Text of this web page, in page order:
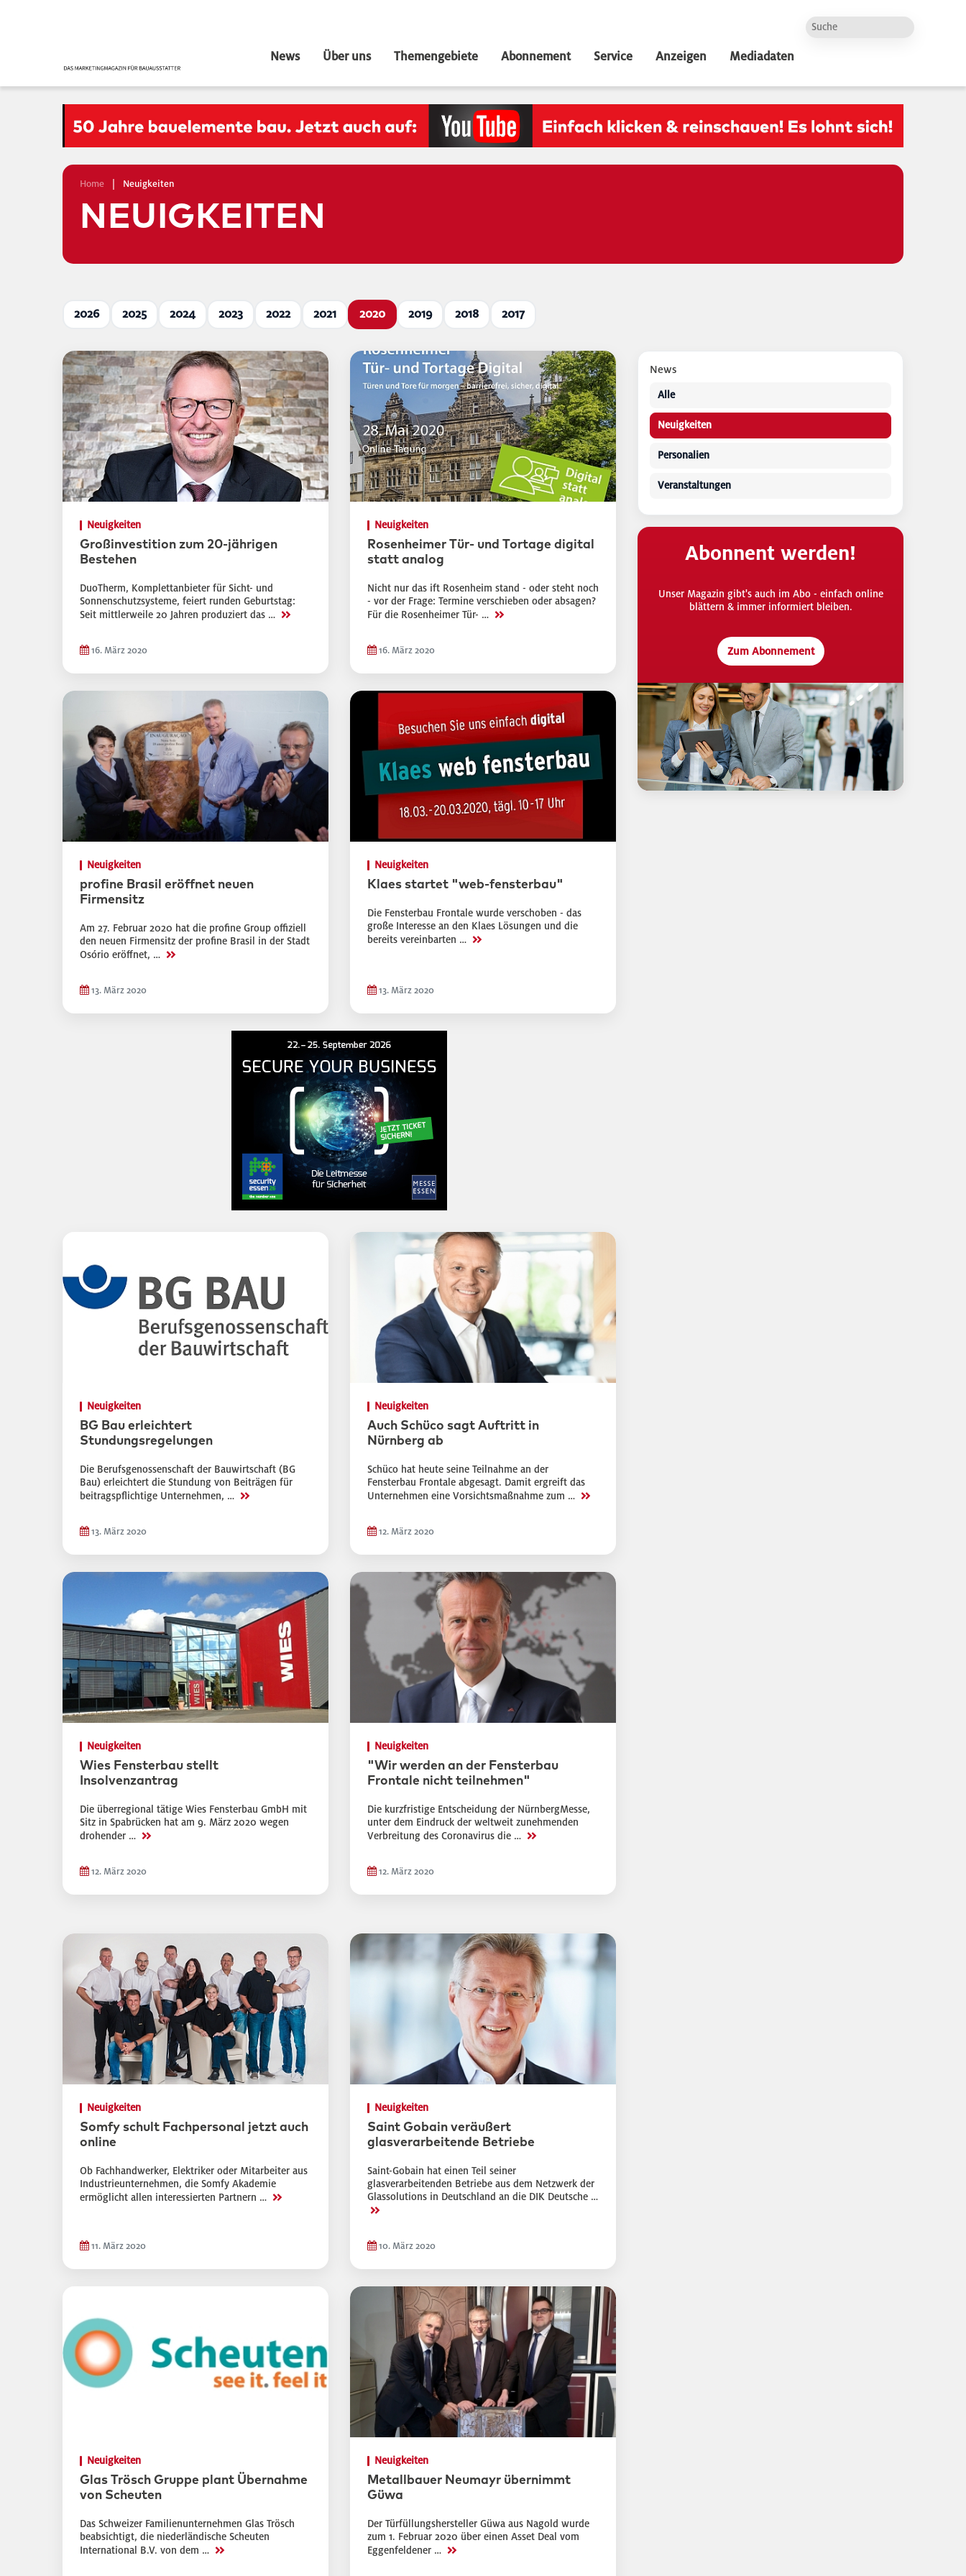
News Über uns Themengebiete Abonnement Service Anzeigen Mediadaten
Home Neuigkeiten
NEUIGKEITEN
2026 2025 2024 2023 2022 2021 2020 2019 2018 2017
Neuigkeiten
Großinvestition zum 20-jährigen
Bestehen
DuoTherm, Komplettanbieter für Sicht- und
Sonnenschutzsysteme, feiert runden Geburtstag:
Seit mittlerweile 20 Jahren produziert das … >>
16. März 2020
Neuigkeiten
Rosenheimer Tür- und Tortage digital
statt analog
Nicht nur das ift Rosenheim stand - oder steht noch
- vor der Frage: Termine verschieben oder absagen?
Für die Rosenheimer Tür- … >>
16. März 2020
Neuigkeiten
profine Brasil eröffnet neuen
Firmensitz
Am 27. Februar 2020 hat die profine Group offiziell
den neuen Firmensitz der profine Brasil in der Stadt
Osório eröffnet, … >>
13. März 2020
Neuigkeiten
Klaes startet "web-fensterbau"
Die Fensterbau Frontale wurde verschoben - das
große Interesse an den Klaes Lösungen und die
bereits vereinbarten … >>
13. März 2020
Neuigkeiten
BG Bau erleichtert
Stundungsregelungen
Die Berufsgenossenschaft der Bauwirtschaft (BG
Bau) erleichtert die Stundung von Beiträgen für
beitragspflichtige Unternehmen, … >>
13. März 2020
Neuigkeiten
Auch Schüco sagt Auftritt in
Nürnberg ab
Schüco hat heute seine Teilnahme an der
Fensterbau Frontale abgesagt. Damit ergreift das
Unternehmen eine Vorsichtsmaßnahme zum … >>
12. März 2020
Neuigkeiten
Wies Fensterbau stellt
Insolvenzantrag
Die überregional tätige Wies Fensterbau GmbH mit
Sitz in Spabrücken hat am 9. März 2020 wegen
drohender … >>
12. März 2020
Neuigkeiten
"Wir werden an der Fensterbau
Frontale nicht teilnehmen"
Die kurzfristige Entscheidung der NürnbergMesse,
unter dem Eindruck der weltweit zunehmenden
Verbreitung des Coronavirus die … >>
12. März 2020
Neuigkeiten
Somfy schult Fachpersonal jetzt auch
online
Ob Fachhandwerker, Elektriker oder Mitarbeiter aus
Industrieunternehmen, die Somfy Akademie
ermöglicht allen interessierten Partnern … >>
11. März 2020
Neuigkeiten
Saint Gobain veräußert
glasverarbeitende Betriebe
Saint-Gobain hat einen Teil seiner
glasverarbeitenden Betriebe aus dem Netzwerk der
Glassolutions in Deutschland an die DIK Deutsche …
>>
10. März 2020
Neuigkeiten
Glas Trösch Gruppe plant Übernahme
von Scheuten
Das Schweizer Familienunternehmen Glas Trösch
beabsichtigt, die niederländische Scheuten
International B.V. von dem … >>
Neuigkeiten
Metallbauer Neumayr übernimmt
Güwa
Der Türfüllungshersteller Güwa aus Nagold wurde
zum 1. Februar 2020 über einen Asset Deal vom
Eggenfeldener … >>
News
Alle
Neuigkeiten
Personalien
Veranstaltungen
Abonnent werden!
Unser Magazin gibt's auch im Abo - einfach online
blättern & immer informiert bleiben.
Zum Abonnement